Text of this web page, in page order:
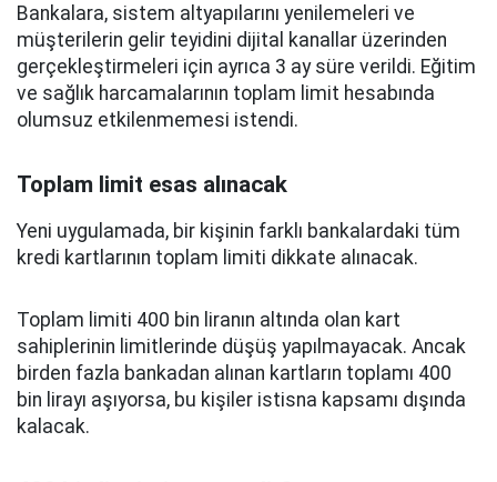
Bankalara, sistem altyapılarını yenilemeleri ve
müşterilerin gelir teyidini dijital kanallar üzerinden
gerçekleştirmeleri için ayrıca 3 ay süre verildi. Eğitim
ve sağlık harcamalarının toplam limit hesabında
olumsuz etkilenmemesi istendi.
Toplam limit esas alınacak
Yeni uygulamada, bir kişinin farklı bankalardaki tüm
kredi kartlarının toplam limiti dikkate alınacak.
Toplam limiti 400 bin liranın altında olan kart
sahiplerinin limitlerinde düşüş yapılmayacak. Ancak
birden fazla bankadan alınan kartların toplamı 400
bin lirayı aşıyorsa, bu kişiler istisna kapsamı dışında
kalacak.